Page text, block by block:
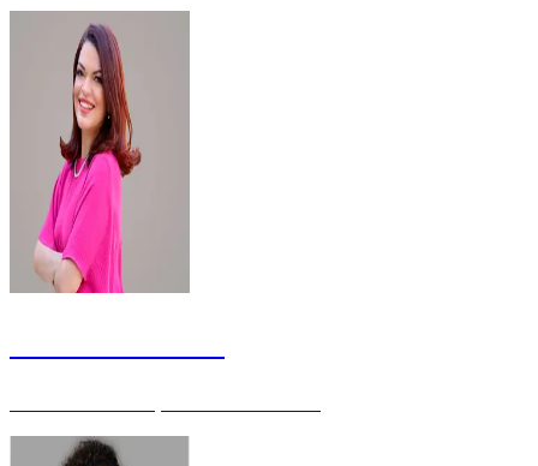
Julianna Moreira